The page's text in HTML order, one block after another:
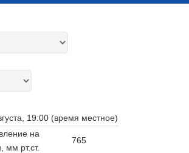
19:00 (время местное)
на
мм рт.ст.
765